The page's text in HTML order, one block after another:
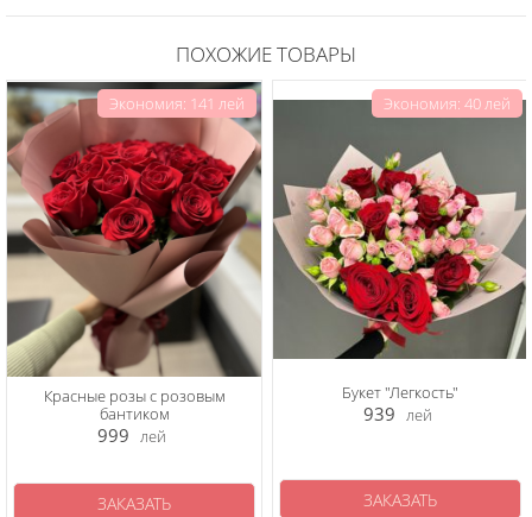
ПОХОЖИЕ ТОВАРЫ
Экономия: 141 лей
Красные розы с розовым
бантиком
999 лей
ЗАКАЗАТЬ
Экономия: 40 лей
Букет "Легкость"
939 лей
ЗАКАЗАТЬ